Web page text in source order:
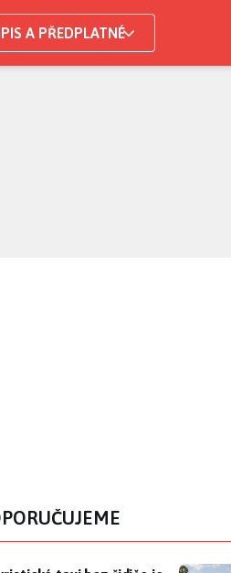
A PŘEDPLATNÉ